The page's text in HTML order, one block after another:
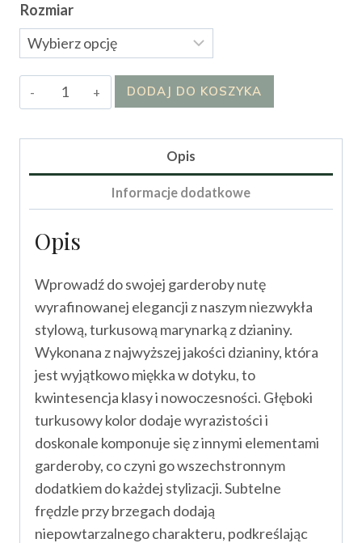
Rozmiar
ilość
Marynarka
DODAJ DO KOSZYKA
Opis
Informacje dodatkowe
Opis
Wprowadź do swojej garderoby nutę
wyrafinowanej elegancji z naszym niezwykła
stylową, turkusową marynarką z dzianiny.
Wykonana z najwyższej jakości dzianiny, która
jest wyjątkowo miękka w dotyku, to
kwintesencja klasy i nowoczesności. Głęboki
turkusowy kolor dodaje wyrazistości i
doskonale komponuje się z innymi elementami
garderoby, co czyni go wszechstronnym
dodatkiem do każdej stylizacji. Subtelne
frędzle przy brzegach dodają
niepowtarzalnego charakteru, podkreślając